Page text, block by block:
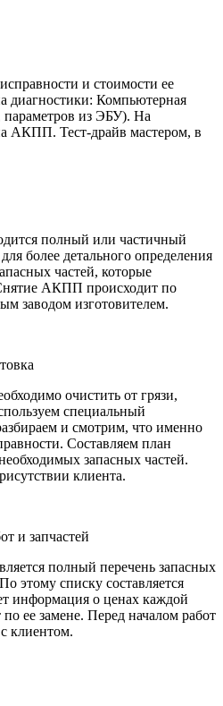
и стоимости ее
диагностики: Компьютерная
из ЭБУ). На
АКПП. Тест-драйв мастером, в
полный или частичный
более детального определения
частей, которые
АКПП происходит по
заводом изготовителем.
очистить от грязи,
специальный
и смотрим, что именно
Составляем план
запасных частей.
клиента.
и запчастей
полный перечень запасных
этому списку составляется
информация о ценах каждой
ее замене. Перед началом работ
клиентом.